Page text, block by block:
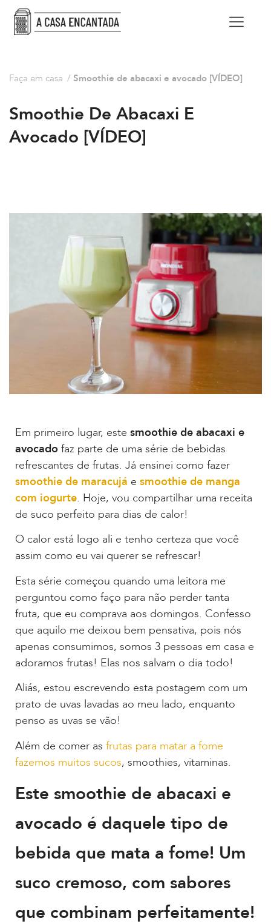
Faça em casa / Smoothie de abacaxi e avocado [VÍDEO]
Smoothie De Abacaxi E
Avocado [VÍDEO]
Em primeiro lugar, este smoothie de abacaxi e
avocado faz parte de uma série de bebidas
refrescantes de frutas. Já ensinei como fazer
smoothie de maracujá e smoothie de manga
com iogurte. Hoje, vou compartilhar uma receita
de suco perfeito para dias de calor!
O calor está logo ali e tenho certeza que você
assim como eu vai querer se refrescar!
Esta série começou quando uma leitora me
perguntou como faço para não perder tanta
fruta, que eu comprava aos domingos. Confesso
que aquilo me deixou bem pensativa, pois nós
apenas consumimos, somos 3 pessoas em casa e
adoramos frutas! Elas nos salvam o dia todo!
Aliás, estou escrevendo esta postagem com um
prato de uvas lavadas ao meu lado, enquanto
penso as uvas se vão!
Além de comer as frutas para matar a fome
fazemos muitos sucos, smoothies, vitaminas.
Este smoothie de abacaxi e
avocado é daquele tipo de
bebida que mata a fome! Um
suco cremoso, com sabores
que combinam perfeitamente!